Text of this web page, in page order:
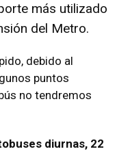
más utilizado
del Metro.
debido al
puntos
no tendremos
diurnas, 22